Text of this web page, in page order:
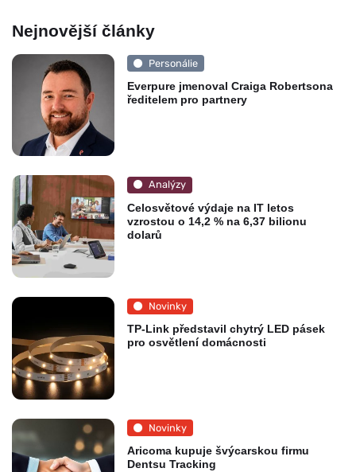
Nejnovější články
Personálie
Everpure jmenoval Craiga Robertsona
ředitelem pro partnery
Analýzy
Celosvětové výdaje na IT letos
vzrostou o 14,2 % na 6,37 bilionu
dolarů
Novinky
TP-Link představil chytrý LED pásek
pro osvětlení domácnosti
Novinky
Aricoma kupuje švýcarskou firmu
Dentsu Tracking